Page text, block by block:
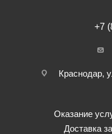
+7
Краснодар,
Оказание
Доставка